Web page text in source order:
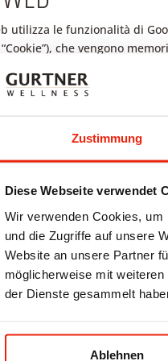
Zustimmung
Diese Webseite verwendet
Wir verwenden Cookies,
und die Zugriffe auf unsere
Website an unsere Partner
möglicherweise mit
der Dienste gesammelt
Ablehnen
utilizza le funzionalità di
che vengono
dal cookie relative
dal tuo browser
con il codice
casi eccezionali l’indirizzo
le informazioni raccolte per
web e di Internet. Inoltre,
In nessun caso Google
i cookie. Abbiamo
SSL
una crittografia SSL
del sito. Una connessione
del lucchetto nella